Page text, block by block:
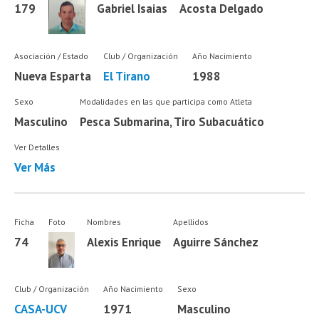
179 Gabriel Isaias Acosta Delgado
Asociación / Estado
Nueva Esparta
Club / Organización
El Tirano
Año Nacimiento
1988
Sexo
Masculino
Modalidades en las que participa como Atleta
Pesca Submarina, Tiro Subacuático
Ver Detalles
Ver Más
Ficha
74
Foto Nombres
Alexis Enrique
Apellidos
Aguirre Sánchez
Club / Organización
CASA-UCV
Año Nacimiento
1971
Sexo
Masculino